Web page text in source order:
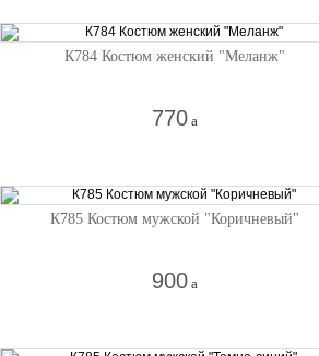
К784 Костюм женский "Меланж"
770 a
К785 Костюм мужской "Коричневый"
900 a